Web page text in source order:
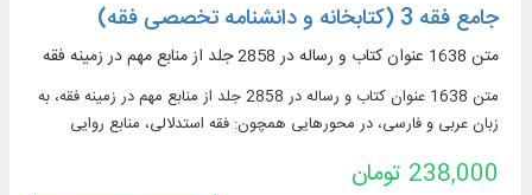
جامع فقه 3 (کتابخانه و دانشنامه تخصصی فقه)
متن 1638 عنوان کتاب و رساله در 2858 جلد از منابع مهم در زمينه فقه
متن 1638 عنوان کتاب و رساله در 2858 جلد از منابع مهم در زمينه فقه، به
زبان عربی و فارسی، در محورهایی همچون: فقه استدلالی، منابع روایی
مستحدثه، فقه مقارن ...
238,000 تومان